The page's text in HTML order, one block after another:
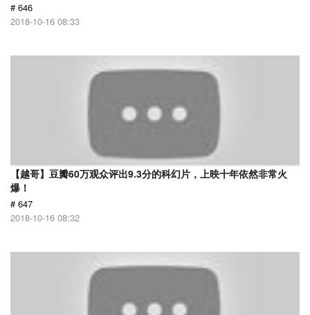
# 646
2018-10-16 08:33
【越哥】豆瓣60万观众评出9.3分的科幻片，上映十年依然非常火
爆！
# 647
2018-10-16 08:32